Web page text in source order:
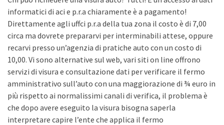
informatici di aci e p.r.a chiaramente è a pagamento!
Direttamente agli uffci p.r.a della tua zona il costo è di 7,00
circa ma dovrete prepararvi per interminabili attese, oppure
recarvi presso un’agenzia di pratiche auto con un costo di
10,00. Vi sono alternative sul web, vari siti on line offrono
servizi di visura e consultazione dati per verificare il fermo
amministrativo sull’auto con una maggiorazione di ¾ euro in
più rispetto ai normalissimi canali di verifica, il problema è
che dopo avere eseguito la visura bisogna saperla
interpretare capire l’ente che applica il fermo